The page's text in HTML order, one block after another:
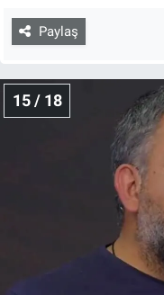
Paylaş
15 / 18